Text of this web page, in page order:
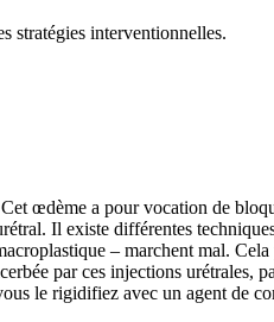
stratégies interventionnelles.
œdème a pour vocation de
Il existe différentes
– marchent mal.
par ces injections urétrales,
le rigidifiez avec un agent de